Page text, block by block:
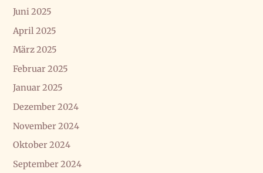
Juni 2025
April 2025
März 2025
Februar 2025
Januar 2025
Dezember 2024
November 2024
Oktober 2024
September 2024